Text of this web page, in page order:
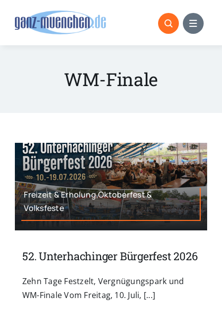
WM-Finale
Freizeit & Erholung,Oktoberfest &
Volksfeste
52. Unterhachinger Bürgerfest 2026
Zehn Tage Festzelt, Vergnügungspark und
WM-Finale Vom Freitag, 10. Juli, [...]